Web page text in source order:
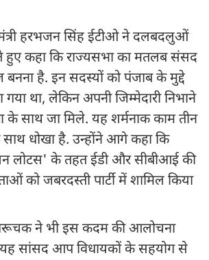
हरभजन सिंह ईटीओ ने दलबदलुओं
हुए कहा कि राज्यसभा का मतलब संसद
है. इन सदस्यों को पंजाब के मुद्दे
था, लेकिन अपनी जिम्मेदारी निभाने
साथ जा मिले. यह शर्मनाक काम तीन
साथ धोखा है. उन्होंने आगे कहा कि
लोटस' के तहत ईडी और सीबीआई की
को जबरदस्ती पार्टी में शामिल किया
ने भी इस कदम की आलोचना
सांसद आप विधायकों के सहयोग से